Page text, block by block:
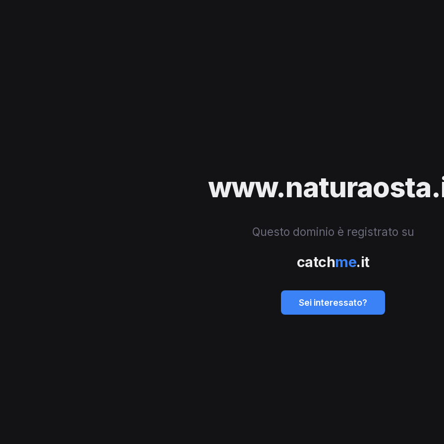
Questo dominio è registrato su
catchme.it
Sei interessato?